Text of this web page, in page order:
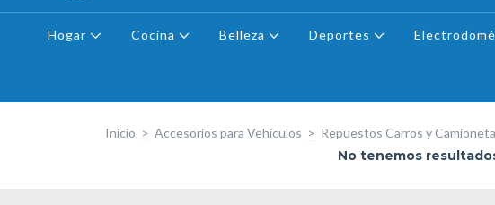
Hogar Cocina Belleza Deportes
Inicio > Accesorios para Vehículos > Repuestos Carros y
No tenemos